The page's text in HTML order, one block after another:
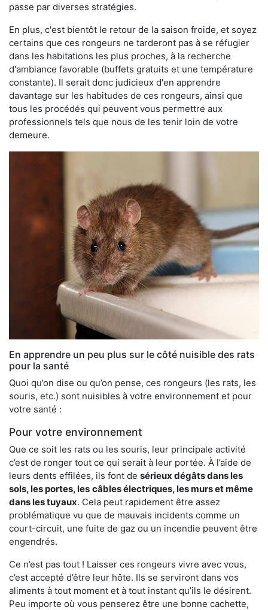
passe par diverses stratégies.
En plus, c'est bientôt le retour de la saison froide, et soyez
certains que ces rongeurs ne tarderont pas à se réfugier
dans les habitations les plus proches, à la recherche
d'ambiance favorable (buffets gratuits et une température
constante). Il serait donc judicieux d'en apprendre
davantage sur les habitudes de ces rongeurs, ainsi que
tous les procédés qui peuvent vous permettre aux
professionnels tels que nous de les tenir loin de votre
demeure.
En apprendre un peu plus sur le côté nuisible des rats
pour la santé
Quoi qu’on dise ou qu’on pense, ces rongeurs (les rats, les
souris, etc.) sont nuisibles à votre environnement et pour
votre santé :
Pour votre environnement
Que ce soit les rats ou les souris, leur principale activité
c’est de ronger tout ce qui serait à leur portée. À l’aide de
leurs dents effilées, ils font de sérieux dégâts dans les
sols, les portes, les câbles électriques, les murs et même
dans les tuyaux. Cela peut rapidement être assez
problématique vu que de mauvais incidents comme un
court-circuit, une fuite de gaz ou un incendie peuvent être
engendrés.
Ce n’est pas tout ! Laisser ces rongeurs vivre avec vous,
c’est accepté d’être leur hôte. Ils se serviront dans vos
aliments à tout moment et à tout instant qu’ils le désirent.
Peu importe où vous penserez être une bonne cachette,